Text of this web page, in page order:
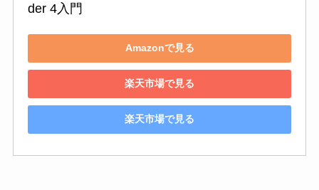
der 4入門
Amazonで見る
楽天市場で見る
楽天市場で見る